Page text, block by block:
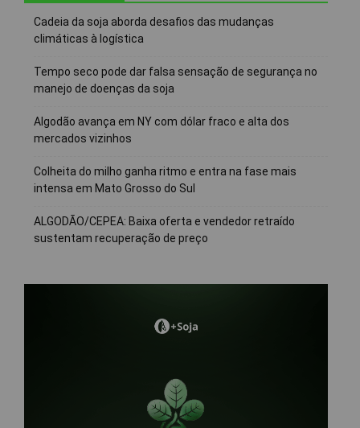
Cadeia da soja aborda desafios das mudanças
climáticas à logística
Tempo seco pode dar falsa sensação de segurança no
manejo de doenças da soja
Algodão avança em NY com dólar fraco e alta dos
mercados vizinhos
Colheita do milho ganha ritmo e entra na fase mais
intensa em Mato Grosso do Sul
ALGODÃO/CEPEA: Baixa oferta e vendedor retraído
sustentam recuperação de preço